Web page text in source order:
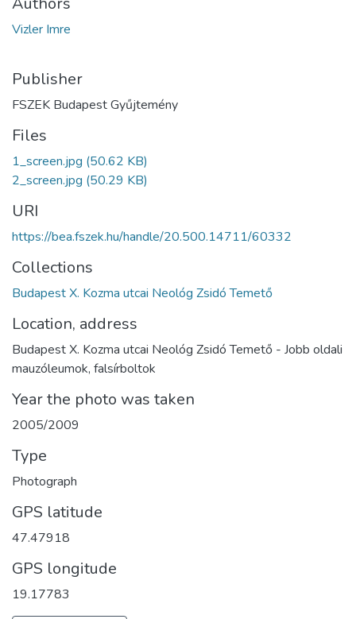
Vizler Imre
Publisher
FSZEK Budapest Gyűjtemény
Files
1_screen.jpg (50.62 KB)
2_screen.jpg (50.29 KB)
URI
https://bea.fszek.hu/handle/20.500.14711/60332
Collections
Budapest X. Kozma utcai Neológ Zsidó Temető
Location, address
Budapest X. Kozma utcai Neológ Zsidó Temető - Jobb oldali
mauzóleumok, falsírboltok
Year the photo was taken
2005/2009
Type
Photograph
GPS latitude
47.47918
GPS longitude
19.17783